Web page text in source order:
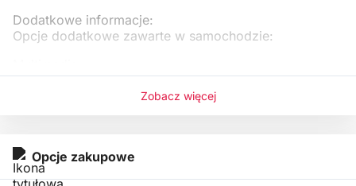
Dodatkowe informacje:
Opcje dodatkowe zawarte w samochodzie:
komputer pokładowy
zestaw wskaźników TFT 3,5&q
Zobacz więcej
Opcje zakupowe